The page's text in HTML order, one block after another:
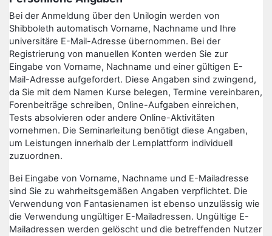
Bei der Anmeldung über den Unilogin werden von
Shibboleth automatisch Vorname, Nachname und Ihre
universitäre E-Mail-Adresse übernommen. Bei der
Registrierung von manuellen Konten werden Sie zur
Eingabe von Vorname, Nachname und einer gültigen E-
Mail-Adresse aufgefordert. Diese Angaben sind zwingend,
da Sie mit dem Namen Kurse belegen, Termine vereinbaren,
Forenbeiträge schreiben, Online-Aufgaben einreichen,
Tests absolvieren oder andere Online-Aktivitäten
vornehmen. Die Seminarleitung benötigt diese Angaben,
um Leistungen innerhalb der Lernplattform individuell
zuzuordnen.
Bei Eingabe von Vorname, Nachname und E-Mailadresse
sind Sie zu wahrheitsgemäßen Angaben verpflichtet. Die
Verwendung von Fantasienamen ist ebenso unzulässig wie
die Verwendung ungültiger E-Mailadressen. Ungültige E-
Mailadressen werden gelöscht und die betreffenden Nutzer